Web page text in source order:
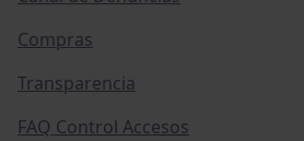
Compras
Transparencia
FAQ Control Accesos